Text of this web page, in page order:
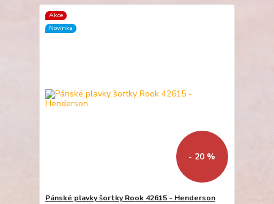
Akce
Novinka
- 20 %
Pánské plavky šortky Rook 42615 - Henderson